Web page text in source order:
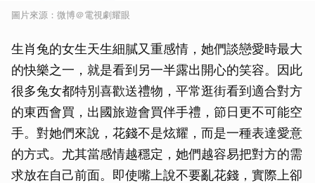
圖片來源：微博＠電視劇耀眼
生肖兔的女生天生細膩又重感情，她們談戀愛時最大
的快樂之一，就是看到另一半露出開心的笑容。因此
很多兔女都特別喜歡送禮物，平常逛街看到適合對方
的東西會買，出國旅遊會買伴手禮，節日更不可能空
手。對她們來說，花錢不是炫耀，而是一種表達愛意
的方式。尤其當感情越穩定，她們越容易把對方的需
求放在自己前面。即使嘴上說不要亂花錢，實際上卻